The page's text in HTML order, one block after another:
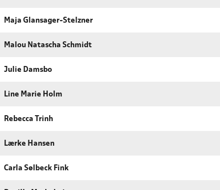
Maja Glansager-Stelzner
Malou Natascha Schmidt
Julie Damsbo
Line Marie Holm
Rebecca Trinh
Lærke Hansen
Carla Sølbeck Fink